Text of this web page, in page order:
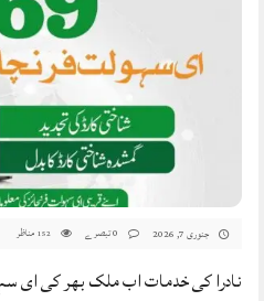
جنوری 7, 2026 152 مناظر
نادرا کی خدمات اب ملک بھر کی ای